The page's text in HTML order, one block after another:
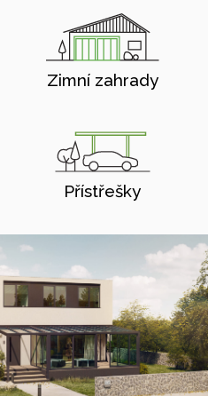
Zimní zahrady
Přístřešky